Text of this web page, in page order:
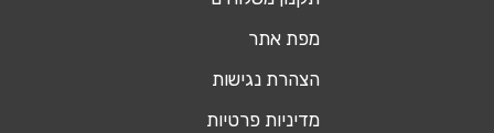
מפת אתר
הצהרת נגישות
מדיניות פרטיות